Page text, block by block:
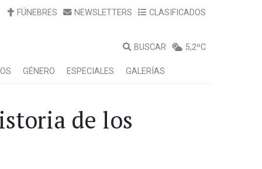
FÚNEBRES NEWSLETTERS CLASIFICADOS
BUSCAR 5,2ºC
GÉNERO ESPECIALES GALERÍAS
de los